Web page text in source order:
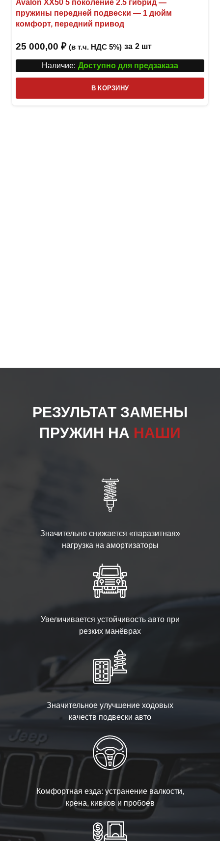
Avalon XX50 5 поколение 2.5 гибрид —
пружины передней подвески — 1 дюйм
комфорт, передний привод
25 000,00 ₽ (в т.ч. НДС 5%) за 2 шт
Наличие: Доступно для предзаказа
В КОРЗИНУ
РЕЗУЛЬТАТ ЗАМЕНЫ
ПРУЖИН НА НАШИ
Значительно снижается «паразитная»
нагрузка на амортизаторы
Увеличивается устойчивость авто при
резких манёврах
Значительное улучшение ходовых
качеств подвески авто
Комфортная езда: устранение валкости,
крена, кивков и пробоев